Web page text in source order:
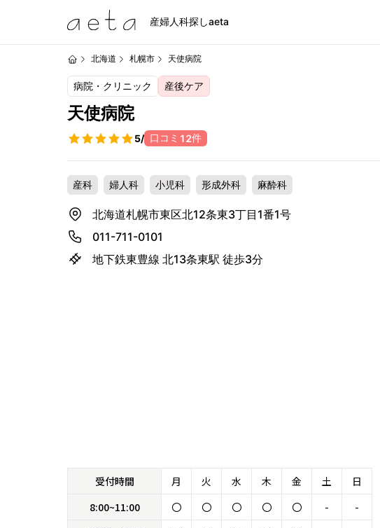
産婦人科探しaeta
北海道 札幌市 天使病院
病院・クリニック 産後ケア
天使病院
5/ 口コミ 12件
産科 婦人科 小児科 形成外科 麻酔科
北海道札幌市東区北12条東3丁目1番1号
011-711-0101
地下鉄東豊線 北13条東駅 徒歩3分
受付時間 月 火 水 木 金 土
日
8:00~11:00
〇 〇 〇 〇 〇 -
-